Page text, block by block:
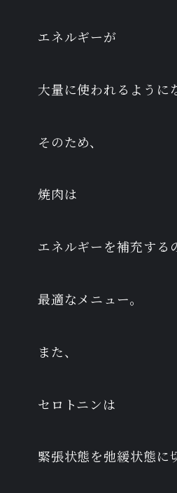
エネルギーが
大量に使われるように
そのため、
焼肉は
エネルギーを補充する
最適なメニュー。
また、
セロトニンは
緊張状態を弛緩状態に